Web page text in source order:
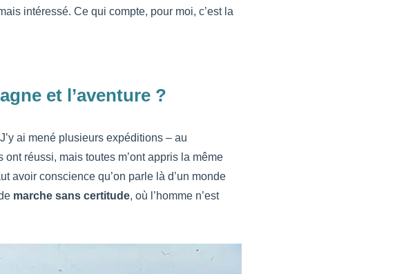
intéressé. Ce qui compte, pour moi, c’est la
et l’aventure ?
J’y ai mené plusieurs expéditions – au
réussi, mais toutes m’ont appris la même
avoir conscience qu’on parle là d’un monde
marche sans certitude, où l’homme n’est